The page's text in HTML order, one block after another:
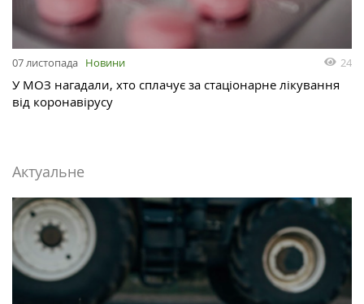
07 листопада Новини 24
У МОЗ нагадали, хто сплачує за стаціонарне лікування
від коронавірусу
Актуальне